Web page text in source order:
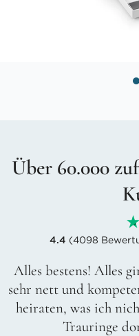
Über 60.000
4.4 (4098
Alles bestens! Alles
sehr nett und
heiraten, was ich
Trauringe